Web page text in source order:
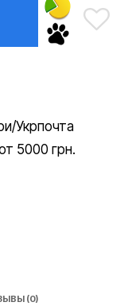
Укрпочта
5000 грн.
(0)